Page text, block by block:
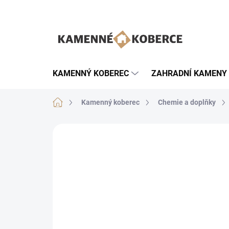
KAMENNÝ KOBEREC ZAHRADNÍ KAMENY
Domů Kamenný koberec Chemie a doplňky